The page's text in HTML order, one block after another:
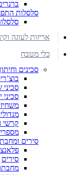
סלסלות
אריזות לעוגה
כלי מטבח
סכינים
סכיני
קרשי
סירים
סירים